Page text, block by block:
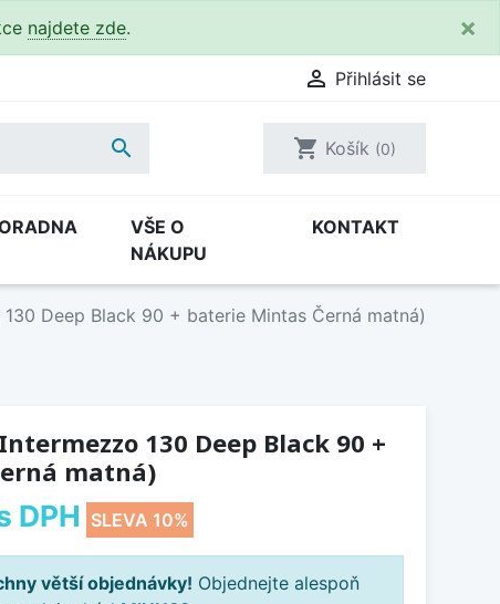
najdete zde. ×
 Přihlásit se
 shopping_cart Košík (0)
VŠE O
NÁKUPU
KONTAKT
Deep Black 90 + baterie Mintas Černá matná)
130 Deep Black 90 +
matná)
DPH SLEVA 10%
větší objednávky! Objednejte alespoň